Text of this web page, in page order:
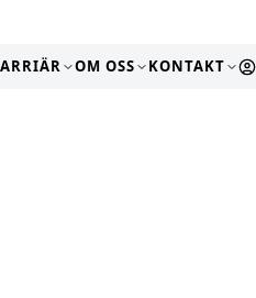
OM OSS KONTAKT